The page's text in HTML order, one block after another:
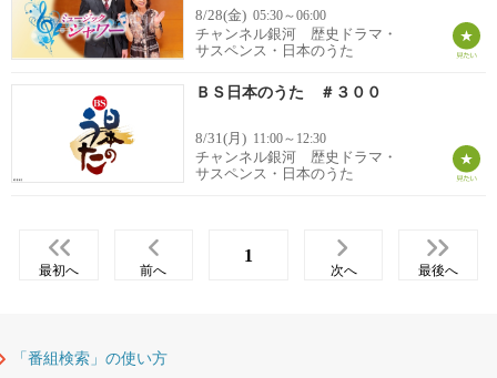
8/28(金) 05:30～06:00
チャンネル銀河 歴史ドラマ・
サスペンス・日本のうた
ＢＳ日本のうた ＃３００
8/31(月) 11:00～12:30
チャンネル銀河 歴史ドラマ・
サスペンス・日本のうた
最初へ 前へ
1
次へ 最後へ
「番組検索」の使い方